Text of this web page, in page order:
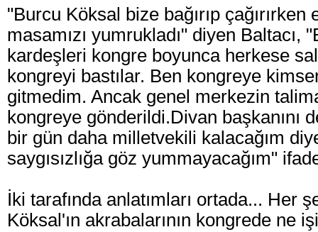
"Burcu Köksal bize bağırıp
masamızı yumrukladı" diyen Baltacı,
kardeşleri kongre boyunca herkese
kongreyi bastılar. Ben kongreye
gitmedim. Ancak genel merkezin
kongreye gönderildi.Divan başkanını
bir gün daha milletvekili kalacağım
saygısızlığa göz yummayacağım"
İki tarafında anlatımları ortada... Her
Köksal'ın akrabalarının kongrede ne